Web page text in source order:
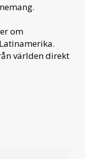
om
världen direkt